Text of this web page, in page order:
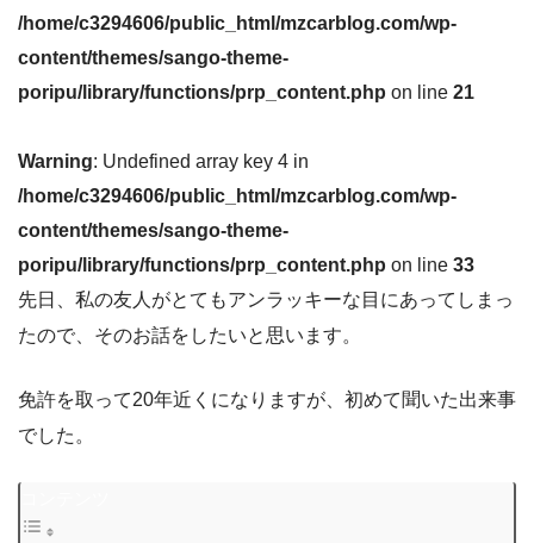
/home/c3294606/public_html/mzcarblog.com/wp-
content/themes/sango-theme-
poripu/library/functions/prp_content.php on line 21
Warning: Undefined array key 4 in
/home/c3294606/public_html/mzcarblog.com/wp-
content/themes/sango-theme-
poripu/library/functions/prp_content.php on line 33
先日、私の友人がとてもアンラッキーな目にあってしまっ
たので、そのお話をしたいと思います。
免許を取って20年近くになりますが、初めて聞いた出来事
でした。